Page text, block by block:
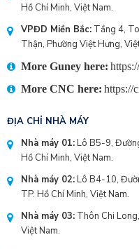
Hồ Chí Minh, Việt Nam.
VPĐD Miền Bắc: Tầng 4,
Thận, Phường Việt Hưng,
More Guney here:
More CNC here: https://
ĐỊA CHỈ NHÀ MÁY
Nhà máy 01:Lô B5-9,
Hồ Chí Minh, Việt Nam.
Nhà máy 02:Lô B4-10,
TP. Hồ Chí Minh, Việt Nam.
Nhà máy 03: Thôn Chi
Việt Nam.